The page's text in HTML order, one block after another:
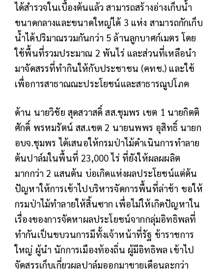
ได้สำรวจในเบื้องต้นแล้ว สามารถสร้างอ่างเก็บน้ำ
ขนาดกลางและขนาดใหญ่ได้ 3 แห่ง สามารถกักเก็บ
น้ำได้ปริมาณรวมกันกว่า 5 ล้านลูกบาศก์เมตร โดย
ใช้พื้นที่รวมประมาณ 2 พันไร่ และส่วนที่เหลือนำ
มาจัดสรรที่ทำกินให้กับประชาชน (คทช.) และใช้
เพื่อการสาธาณณะประโยชน์และสาธารณูปโภค
ด้าน นายวิชัย สุดสวาสดิ์ สส.ชุมพร เขต 1 นายกิตติ
ศักดิ์ พรหมรัตน์ สส.เขต 2 นายนพพร อุสิทธิ์ นายก
อบจ.ชุมพร ได้เสนอให้กรมป่าไม้ดำเนินการทำลาย
ต้นปาล์มในพื้นที่ 23,000 ไร่ ที่ยังให้ผลผผลิต
มากกว่า 2 แสนต้น บ่อเกิดแห่งผลประโยชน์แต่ต้น
ปัญหาให้การเข้าไปบริหารจัดการพื้นที่ล่าช้า ขอให้
กรมป่าไม้ทำลายให้สิ้นซาก เพื่อไม่ให้เกิดปัญหาใน
เรื่องของการจัดหาผลประโยชน์จากกลุ่มอิทธิพลที่
ทำกันเป็นขบวนการมีทั้งเจ้าหน้าที่รัฐ ข้าราชการ
ใหญ่ ผู้นำ นักการเมืองท้องถิ่น ผู้มีอิทธิพล เข้าไป
จัดสรรเก็บเกี่ยวผลปาล์มออกมาขายเดือนละกว่า